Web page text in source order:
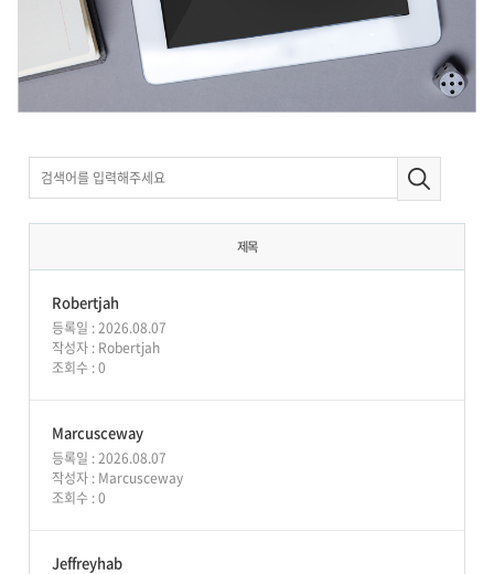
제목
Robertjah
등록일 : 2026.08.07
작성자 : Robertjah
조회수 : 0
Marcusceway
등록일 : 2026.08.07
작성자 : Marcusceway
조회수 : 0
Jeffreyhab